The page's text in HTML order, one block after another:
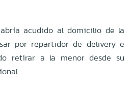
acudido al domicilio de la
por repartidor de delivery e
retirar a la menor desde su